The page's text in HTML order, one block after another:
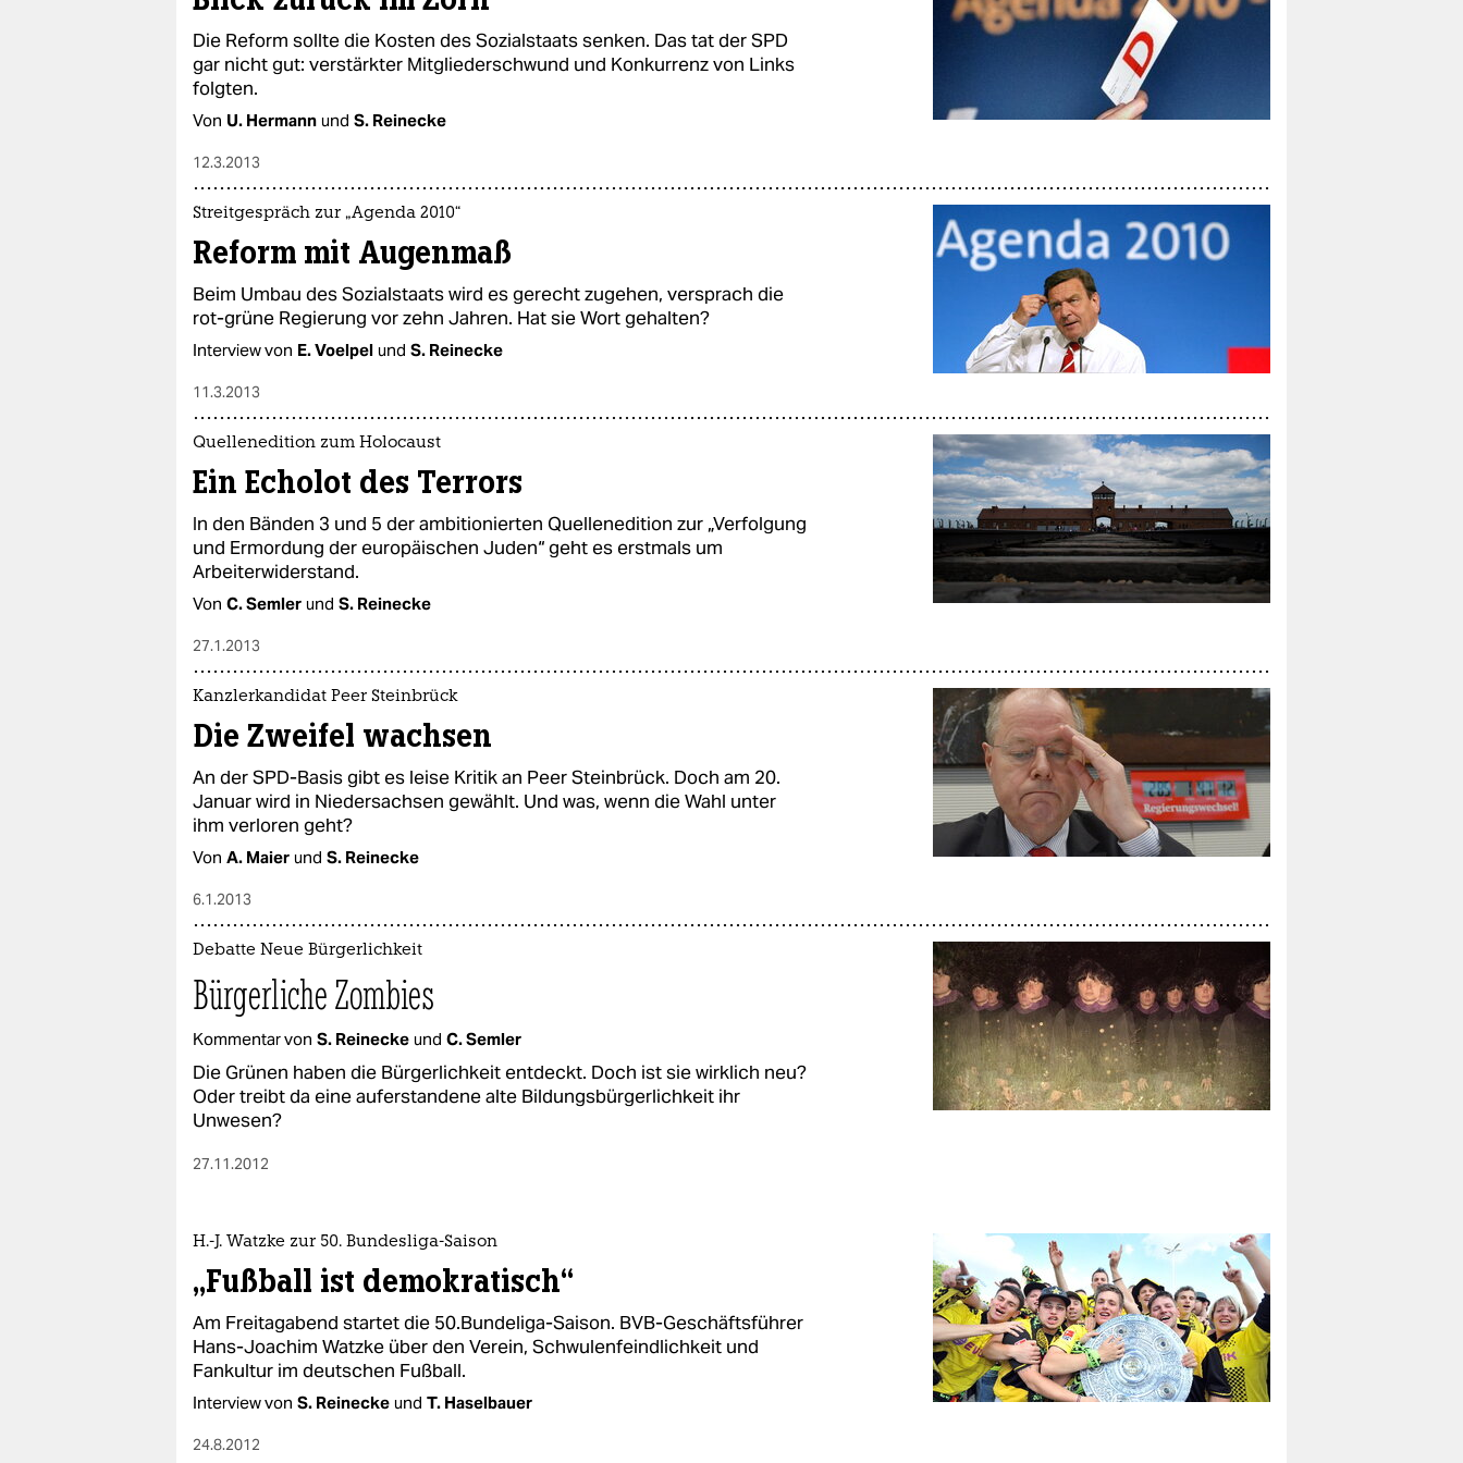
Die Reform sollte die Kosten des Sozialstaats senken. Das tat der SPD
gar nicht gut: verstärkter Mitgliederschwund und Konkurrenz von Links
folgten.
Von U. Hermann und S. Reinecke
12.3.2013
Streitgespräch zur „Agenda 2010“
Reform mit Augenmaß
Beim Umbau des Sozialstaats wird es gerecht zugehen, versprach die
rot-grüne Regierung vor zehn Jahren. Hat sie Wort gehalten?
Interview von E. Voelpel und S. Reinecke
11.3.2013
Quellenedition zum Holocaust
Ein Echolot des Terrors
In den Bänden 3 und 5 der ambitionierten Quellenedition zur „Verfolgung
und Ermordung der europäischen Juden“ geht es erstmals um
Arbeiterwiderstand.
Von C. Semler und S. Reinecke
27.1.2013
Kanzlerkandidat Peer Steinbrück
Die Zweifel wachsen
An der SPD-Basis gibt es leise Kritik an Peer Steinbrück. Doch am 20.
Januar wird in Niedersachsen gewählt. Und was, wenn die Wahl unter
ihm verloren geht?
Von A. Maier und S. Reinecke
6.1.2013
Debatte Neue Bürgerlichkeit
Bürgerliche Zombies
Kommentar von S. Reinecke und C. Semler
Die Grünen haben die Bürgerlichkeit entdeckt. Doch ist sie wirklich neu?
Oder treibt da eine auferstandene alte Bildungsbürgerlichkeit ihr
Unwesen?
27.11.2012
H.-J. Watzke zur 50. Bundesliga-Saison
„Fußball ist demokratisch“
Am Freitagabend startet die 50.Bundeliga-Saison. BVB-Geschäftsführer
Hans-Joachim Watzke über den Verein, Schwulenfeindlichkeit und
Fankultur im deutschen Fußball.
Interview von S. Reinecke und T. Haselbauer
24.8.2012